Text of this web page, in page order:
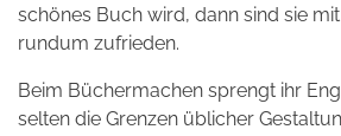
schönes Buch wird, dann sind sie
rundum zufrieden.
Beim Büchermachen sprengt ihr
selten die Grenzen üblicher